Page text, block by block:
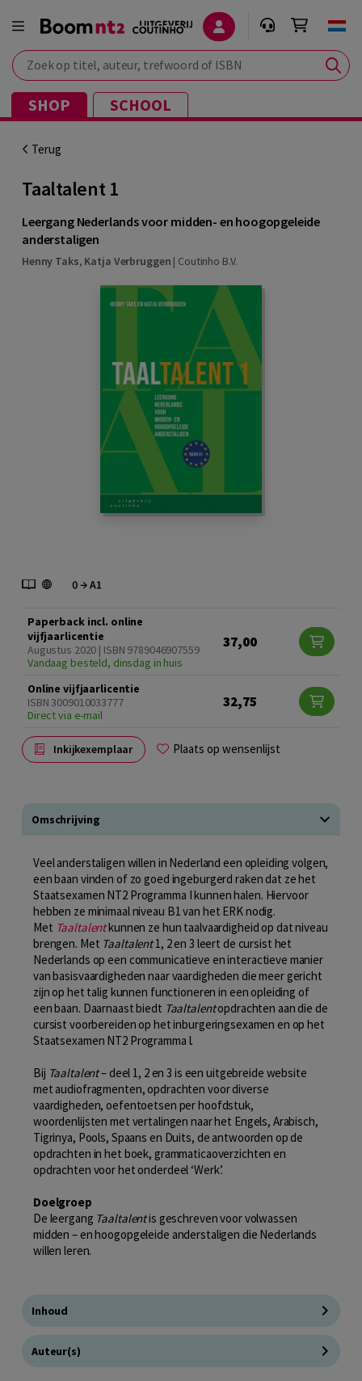
Zoek op titel, auteur, trefwoord of ISBN
SHOP SCHOOL
Terug
Taaltalent 1
Leergang Nederlands voor midden- en hoogopgeleide
anderstaligen
Henny Taks, Katja Verbruggen | Coutinho B.V.
Paperback incl. online
vijfjaarlicentie
Augustus 2020 | ISBN 9789046907559
Vandaag besteld, dinsdag in huis
37,00
Online vijfjaarlicentie
ISBN 3009010033777
Direct via e-mail
32,75
Inkijkexemplaar Plaats op wensenlijst
Omschrijving
Veel anderstaligen willen in Nederland een opleiding volgen,
een baan vinden of zo goed ingeburgerd raken dat ze het
Staatsexamen NT2 Programma I kunnen halen. Hiervoor
hebben ze minimaal niveau B1 van het ERK nodig.
Met Taaltalentkunnen ze hun taalvaardigheid op dat niveau
brengen. Met Taaltalent1, 2 en 3 leert de cursist het
Nederlands op een communicatieve en interactieve manier
van basisvaardigheden naar vaardigheden die meer gericht
zijn op het talig kunnen functioneren in een opleiding of
een baan. Daarnaast biedt Taaltalentopdrachten aan die de
cursist voorbereiden op het inburgeringsexamen en op het
Staatsexamen NT2 Programma l.
Bij Taaltalent– deel 1, 2 en 3 is een uitgebreide website
met audiofragmenten, opdrachten voor diverse
vaardigheden, oefentoetsen per hoofdstuk,
woordenlijsten met vertalingen naar het Engels, Arabisch,
Tigrinya, Pools, Spaans en Duits, de antwoorden op de
opdrachten in het boek, grammaticaoverzichten en
opdrachten voor het onderdeel ‘Werk’.
Doelgroep
De leergang Taaltalentis geschreven voor volwassen
midden – en hoogopgeleide anderstaligen die Nederlands
willen leren.
Inhoud
Auteur(s)